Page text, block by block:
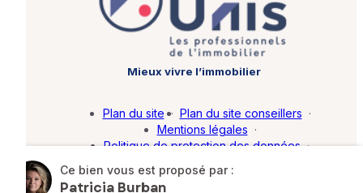
Ce bien vous est proposé par :
Patricia Burban
Mieux vivre l’immobilier
Plan du site · Plan du site conseillers ·
Mentions légales ·
Politique de protection des données ·